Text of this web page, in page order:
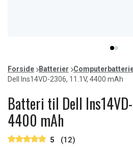
item
0
item
1
of
2
Forside Batterier
Dell Ins14VD-2306, 11.1V, 4400 mAh
Batteri til Dell
4400 mAh
5 (12)